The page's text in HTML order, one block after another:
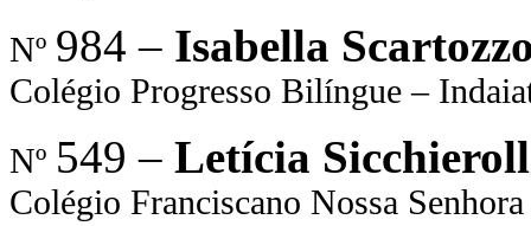
Nº 984 – Isabella
Colégio Progresso Bilíngue –
Nº 549 – Letícia
Colégio Franciscano Nossa